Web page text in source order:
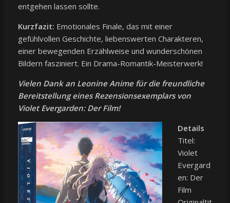
entgehen lassen sollte.
Kurzfazit: Emotionales Finale, das mit einer
gefühlvollen Geschichte, liebenswerten Charakteren,
einer bewegenden Erzählweise und wunderschönen
Bildern fasziniert. Ein Drama-Romantik-Meisterwerk!
Vielen Dank an Leonine Anime für die freundliche
Bereitstellung eines Rezensionsexemplars von
Violet Evergarden: Der Film!
Details
Titel:
Violet
Evergard
en: Der
Film